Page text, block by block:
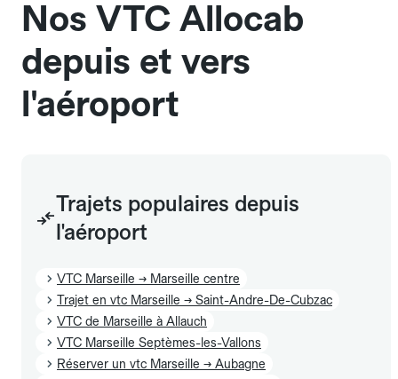
Le prix de la course ne change pas selon le
nombre de bagages. Si vous avez des bagages
volumineux ou atypiques (poussette, matériel de
sport…), pensez à le préciser dans le champ
"Message au chauffeur" lors de la réservation.
L'icône 🧳 visible dans l'interface vous indique la
Nos VTC Allocab
depuis et vers
l'aéroport
Trajets populaires depuis
l'aéroport
VTC Marseille → Marseille centre
Trajet en vtc Marseille → Saint-Andre-De-Cubzac
VTC de Marseille à Allauch
VTC Marseille Septèmes-les-Vallons
Réserver un vtc Marseille → Aubagne